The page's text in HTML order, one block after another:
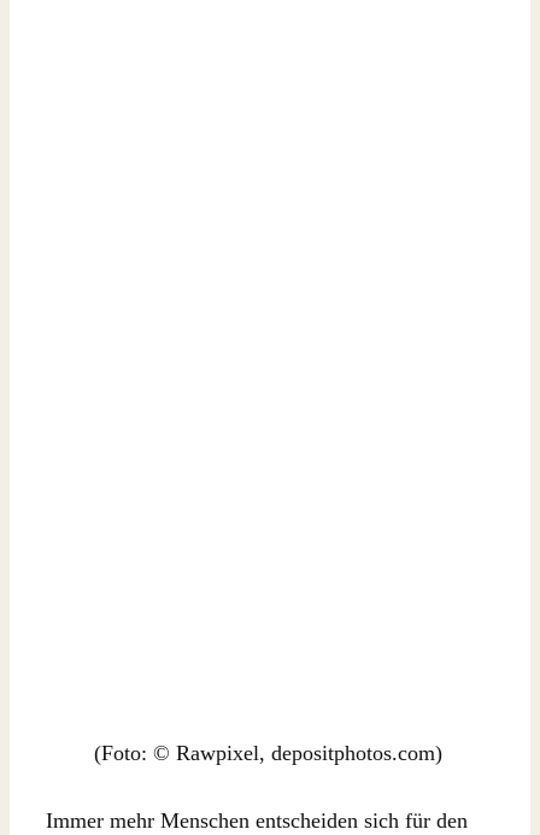
(Foto: © Rawpixel, depositphotos.com)
Immer mehr Menschen entscheiden sich für den